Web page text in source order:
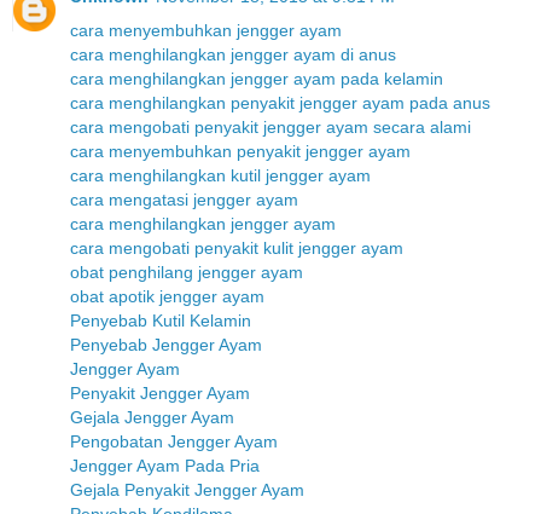
cara menyembuhkan jengger ayam
cara menghilangkan jengger ayam di anus
cara menghilangkan jengger ayam pada kelamin
cara menghilangkan penyakit jengger ayam pada anus
cara mengobati penyakit jengger ayam secara alami
cara menyembuhkan penyakit jengger ayam
cara menghilangkan kutil jengger ayam
cara mengatasi jengger ayam
cara menghilangkan jengger ayam
cara mengobati penyakit kulit jengger ayam
obat penghilang jengger ayam
obat apotik jengger ayam
Penyebab Kutil Kelamin
Penyebab Jengger Ayam
Jengger Ayam
Penyakit Jengger Ayam
Gejala Jengger Ayam
Pengobatan Jengger Ayam
Jengger Ayam Pada Pria
Gejala Penyakit Jengger Ayam